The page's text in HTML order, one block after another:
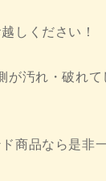
しください！
汚れ・破れて
商品なら是非